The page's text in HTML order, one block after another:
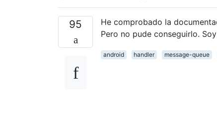
95 He comprobado la
Pero no pude conseguirlo.
android handler message-queue